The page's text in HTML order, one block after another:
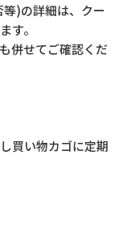
)の詳細は、クー
す。
併せてご確認くだ
買い物カゴに定期